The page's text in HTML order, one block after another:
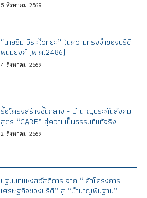
5 สิงหาคม 2569
“นายซิม วีระไวทยะ” ในความทรงจำของปรีดี
พนมยงค์ (พ.ศ.2486)
4 สิงหาคม 2569
รื้อโครงสร้างชั้นกลาง - บำนาญประกันสังคม
สูตร “CARE” สู่ความเป็นธรรมที่แท้จริง
2 สิงหาคม 2569
ปฐมบทแห่งสวัสดิการ จาก “เค้าโครงการ
เศรษฐกิจของปรีดี” สู่ “บำนาญพื้นฐาน”